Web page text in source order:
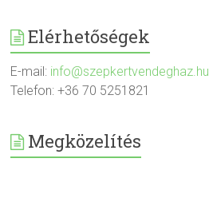
Elérhetőségek
E-mail: info@szepkertvendeghaz.hu
Telefon: +36 70 5251821
Megközelítés